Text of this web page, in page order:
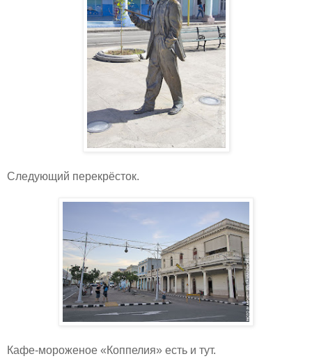
Следующий перекрёсток.
Кафе-мороженое «Коппелия» есть и тут.